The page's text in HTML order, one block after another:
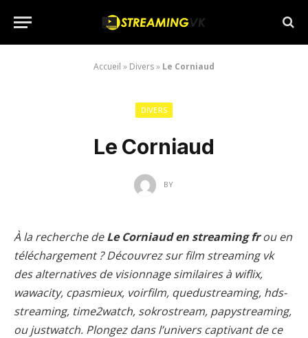
Accueil » Divers» Le Corniaud
DIVERS
Le Corniaud
BY
À la recherche deLe Corniaud en streaming frou en
téléchargement ? Découvrez sur film streaming vk
des alternatives de visionnage similaires à wiflix,
wawacity, cpasmieux, voirfilm, quedustreaming, hds-
streaming, time2watch, sokrostream, papystreaming,
ou justwatch. Plongez dans l’univers captivant de ce